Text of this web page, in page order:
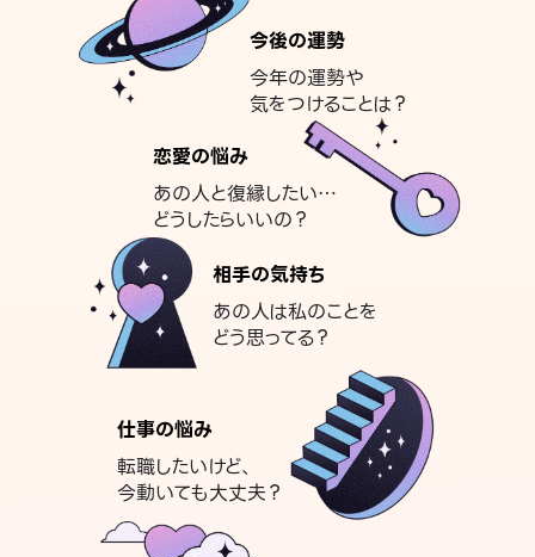
今後の運勢
今年の運勢や
気をつけることは？
恋愛の悩み
あの人と復縁したい…
どうしたらいいの？
相手の気持ち
あの人は私のことを
どう思ってる？
仕事の悩み
転職したいけど、
今動いても大丈夫？